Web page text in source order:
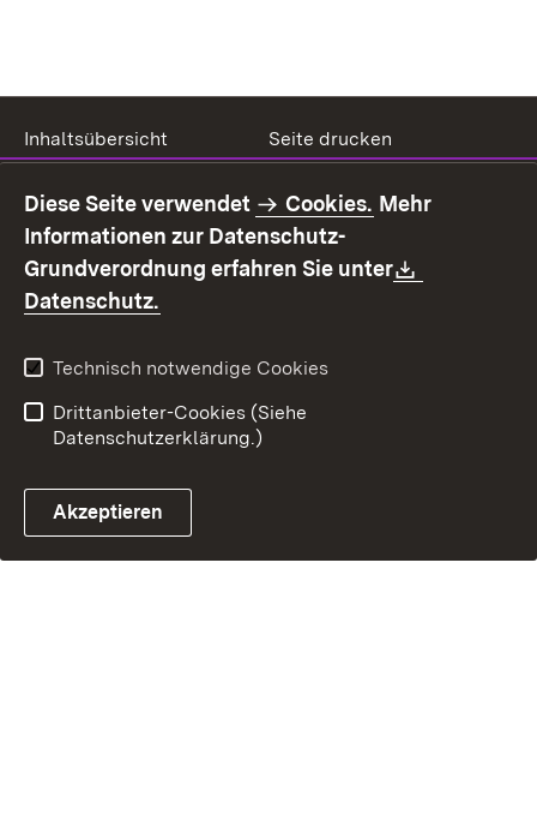
Inhaltsübersicht
Seite drucken
Benutzungshinweise
Erklärung zur
Barrierefreiheit
Kontakt
Fehlerhaften Link melden
Diese Seite verwendet Cookies. Mehr
Informationen zur Datenschutz-
Grundverordnung erfahren Sie unter
Datenschutz.
Technisch notwendige Cookies
Drittanbieter-Cookies (Siehe
Datenschutzerklärung.)
Akzeptieren